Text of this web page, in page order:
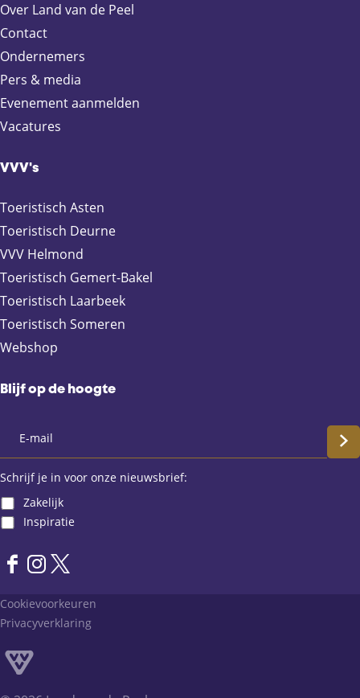
Over Land van de Peel
Contact
Ondernemers
Pers & media
Evenement aanmelden
Vacatures
VVV's
Toeristisch Asten
Toeristisch Deurne
VVV Helmond
Toeristisch Gemert-Bakel
Toeristisch Laarbeek
Toeristisch Someren
Webshop
Blijf op de hoogte
S
Schrijf je in voor onze nieuwsbrief:
Zakelijk
Inspiratie
F
c
e
b
o
I
s
t
X
a
n
Cookievoorkeuren
Privacyverklaring